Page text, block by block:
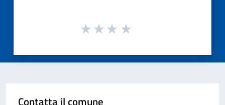
Contatta il comune